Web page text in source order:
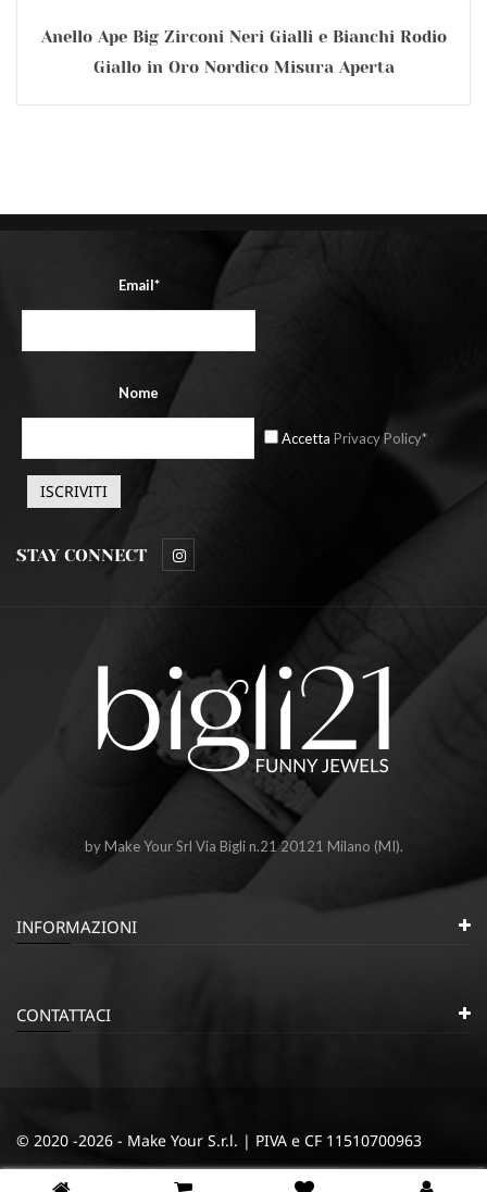
Anello Ape Big Zirconi Neri Gialli e Bianchi Rodio
Giallo in Oro Nordico Misura Aperta
Email*
Nome
Accetta Privacy Policy*
STAY CONNECT
by Make Your Srl Via Bigli n.21 20121 Milano (MI).
INFORMAZIONI
CONTATTACI
© 2020 -2026 - Make Your S.r.l. | PIVA e CF 11510700963
Privacy e Cookie Policy Termini e condizioni |Cookie